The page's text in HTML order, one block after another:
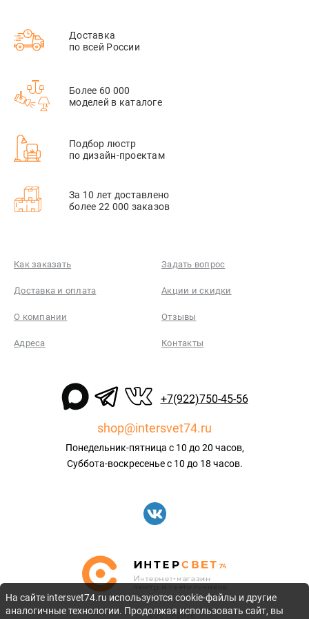
Доставка
по всей России
Более 60 000
моделей в каталоге
Подбор люстр
по дизайн-проектам
За 10 лет доставлено
более 22 000 заказов
Как заказать Задать вопрос
Доставка и оплата Акции и скидки
О компании Отзывы
Адреса Контакты
+7(922)750-45-56
shop@intersvet74.ru
Понедельник-пятница с 10 до 20 часов,
Суббота-воскресенье с 10 до 18 часов.
©2010-2026
На сайте intersvet74.ru используются cookie-файлы и другие
аналогичные технологии. Продолжая использовать сайт, вы